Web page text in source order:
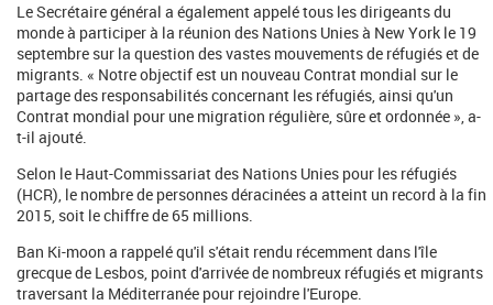
Le Secrétaire général a également appelé tous les dirigeants du
monde à participer à la réunion des Nations Unies à New York le 19
septembre sur la question des vastes mouvements de réfugiés et de
migrants. « Notre objectif est un nouveau Contrat mondial sur le
partage des responsabilités concernant les réfugiés, ainsi qu'un
Contrat mondial pour une migration régulière, sûre et ordonnée », a-
t-il ajouté.
Selon le Haut-Commissariat des Nations Unies pour les réfugiés
(HCR), le nombre de personnes déracinées a atteint un record à la fin
2015, soit le chiffre de 65 millions.
Ban Ki-moon a rappelé qu'il s'était rendu récemment dans l'île
grecque de Lesbos, point d'arrivée de nombreux réfugiés et migrants
traversant la Méditerranée pour rejoindre l'Europe.